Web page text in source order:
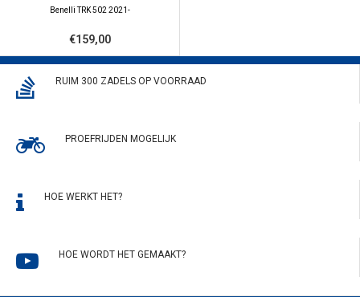
Benelli TRK 502 2021-
€159,00
RUIM 300 ZADELS OP VOORRAAD
PROEFRIJDEN MOGELIJK
HOE WERKT HET?
HOE WORDT HET GEMAAKT?